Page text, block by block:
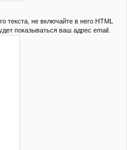
текста, не включайте в него HTML
показываться ваш адрес email.